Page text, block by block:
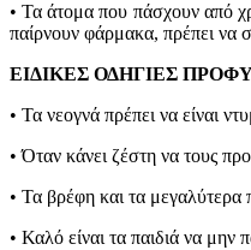
• Τα άτομα που πάσχουν από
παίρνουν φάρμακα, πρέπει να
ΕΙΔΙΚΕΣ ΟΔΗΓΙΕΣ
• Τα νεογνά πρέπει να είναι
• Όταν κάνει ζέστη να τους
• Τα βρέφη και τα μεγαλύτερα
• Καλό είναι τα παιδιά να